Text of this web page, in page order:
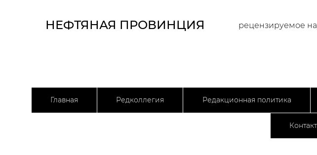
НЕФТЯНАЯ ПРОВИНЦИЯ рецензируемое
Главная Редколлегия Редакционная политика